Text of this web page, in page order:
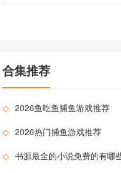
合集推荐
◇ 2026鱼吃鱼捕鱼游戏推荐
◇ 2026热门捕鱼游戏推荐
◇ 书源最全的小说免费的有哪